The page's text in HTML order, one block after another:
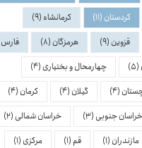
کردستان (11) کرمانشاه (9)
قزوین (9) هرمزگان (8) فارس
(5) چهارمحال و بختیاری (4)
(4) گیلان (4) کرمان (4)
خراسان جنوبی (3) خراسان شمالی (2)
مازندران (1) قم (1) مرکزی (1)